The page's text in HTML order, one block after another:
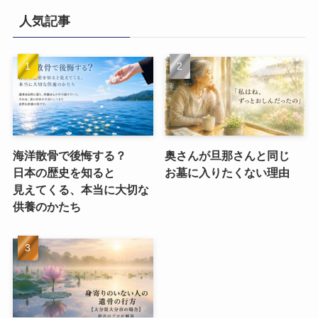
人気記事
海洋散骨で​後悔する？​
日本の​歴史を​知ると​
見えてくる、​本当に​大切な​
供養のかたち
奥さんが​旦那さんと​同じ​
お墓に​入りたくない​理由